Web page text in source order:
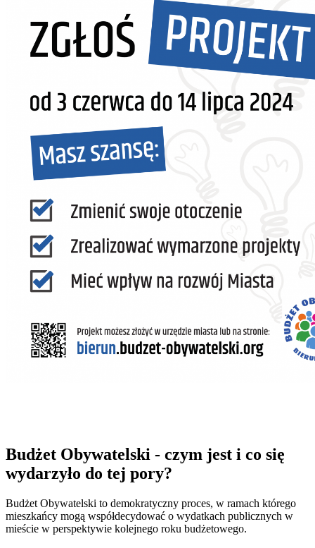
Budżet Obywatelski - czym jest i co się
wydarzyło do tej pory?
Budżet Obywatelski to demokratyczny proces, w ramach którego
mieszkańcy mogą współdecydować o wydatkach publicznych w
mieście w perspektywie kolejnego roku budżetowego.